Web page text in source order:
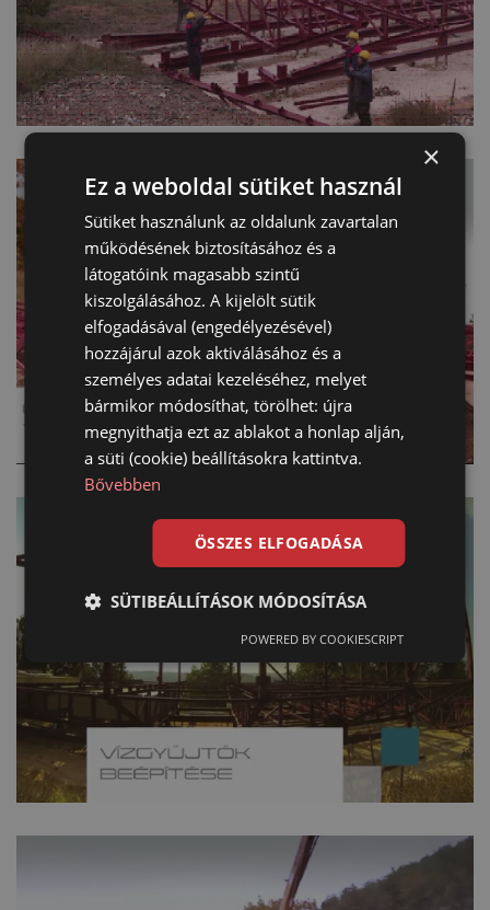
×
Ez a weboldal sütiket használ
Sütiket használunk az oldalunk zavartalan
működésének biztosításához és a
látogatóink magasabb szintű
kiszolgálásához. A kijelölt sütik
elfogadásával (engedélyezésével)
hozzájárul azok aktiválásához és a
személyes adatai kezeléséhez, melyet
bármikor módosíthat, törölhet: újra
megnyithatja ezt az ablakot a honlap alján,
a süti (cookie) beállításokra kattintva.
Bővebben
ÖSSZES ELFOGADÁSA
SÜTIBEÁLLÍTÁSOK MÓDOSÍTÁSA
POWERED BY COOKIESCRIPT